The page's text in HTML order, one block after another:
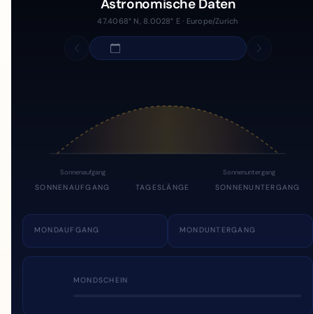
Astronomische Daten
47.4068° N, 8.0028° E · Europe/Zurich
Sonnenaufgang Sonnenuntergang
SONNENAUFGANG TAGESLÄNGE SONNENUNTERGANG
MONDAUFGANG MONDUNTERGANG
MONDSCHEIN